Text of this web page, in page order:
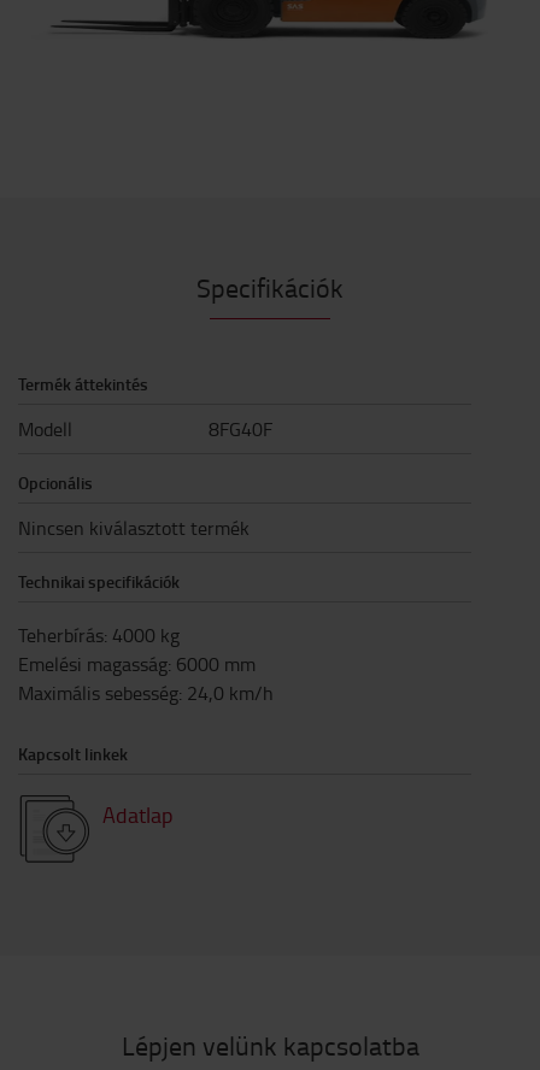
Specifikációk
Termék áttekintés
Modell 8FG40F
Opcionális
Nincsen kiválasztott termék
Technikai specifikációk
Teherbírás: 4000 kg
Emelési magasság: 6000 mm
Maximális sebesség: 24,0 km/h
Kapcsolt linkek
Adatlap
Lépjen velünk kapcsolatba